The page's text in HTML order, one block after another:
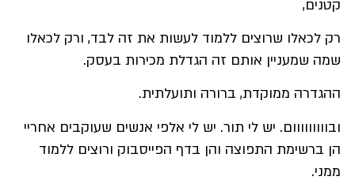
קטנים,
רק לכאלו שרוצים ללמוד לעשות את זה לבד, ורק לכאלו
שמה שמעניין אותם זה הגדלת מכירות בעסק.
ההגדרה ממוקדת, ברורה ותועלתית.
ובווווווווום. יש לי תור. יש לי אלפי אנשים שעוקבים אחריי
הן ברשימת התפוצה והן בדף הפייסבוק ורוצים ללמוד
ממני.